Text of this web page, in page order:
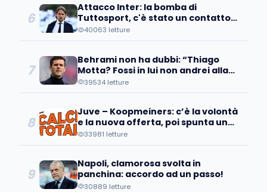
6
Attacco Inter: la bomba di
Tuttosport, c'è stato un contatto
con un pupillo di Inzaghi!
40063 letture
7
Behrami non ha dubbi: “Thiago
Motta? Fossi in lui non andrei alla
Juve perché..."
39534 letture
8
Juve – Koopmeiners: c’è la volontà
e la nuova offerta, poi spunta un
patto tra…
33981 letture
9
Napoli, clamorosa svolta in
panchina: accordo ad un passo!
30889 letture